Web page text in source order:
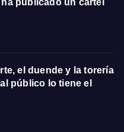
el duende y la torería
público lo tiene el